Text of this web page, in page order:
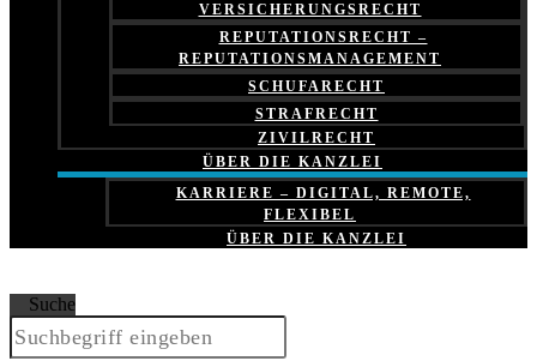
VERSICHERUNGSRECHT
REPUTATIONSRECHT –
REPUTATIONSMANAGEMENT
SCHUFARECHT
STRAFRECHT
ZIVILRECHT
ÜBER DIE KANZLEI
KARRIERE – DIGITAL, REMOTE,
FLEXIBEL
ÜBER DIE KANZLEI
Suche